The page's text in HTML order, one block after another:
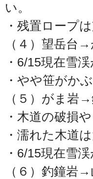
い。
・残置ロープ
（４）望岳台
・6/15現在雪
・やや笹がか
（５）がま岩
・木道の破損
・濡れた木道
・6/15現在雪
（６）釣鐘岩